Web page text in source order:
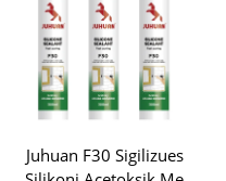
Juhuan F30 Sigilizues